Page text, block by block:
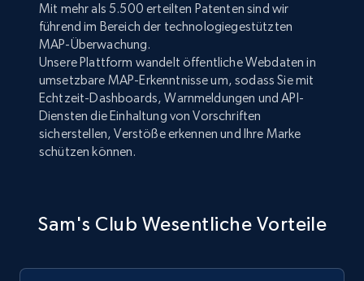
Mit mehr als 5.500 erteilten Patenten sind wir
führend im Bereich der technologiegestützten
MAP-Überwachung.
Unsere Plattform wandelt öffentliche Webdaten in
umsetzbare MAP-Erkenntnisse um, sodass Sie mit
Echtzeit-Dashboards, Warnmeldungen und API-
Diensten die Einhaltung von Vorschriften
sicherstellen, Verstöße erkennen und Ihre Marke
schützen können.
Sam's Club Wesentliche Vorteile